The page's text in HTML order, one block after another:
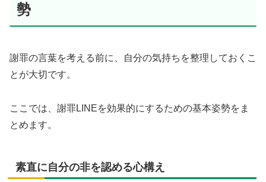
勢
謝罪の言葉を考える前に、自分の気持ちを整理しておくこ
とが大切です。
ここでは、謝罪LINEを効果的にするための基本姿勢をま
とめます。
素直に自分の非を認める心構え